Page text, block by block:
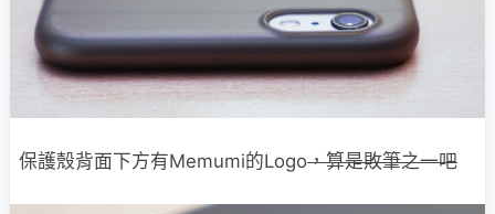
保護殼背面下方有Memumi的Logo，算是敗筆之一吧